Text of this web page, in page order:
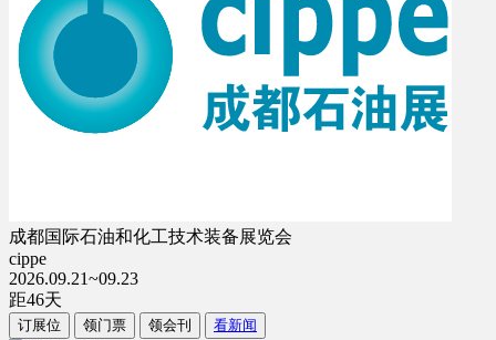
成都国际石油和化工技术装备展览会
cippe
2026.09.21~09.23
距46天
订展位 领门票 领会刊 看新闻